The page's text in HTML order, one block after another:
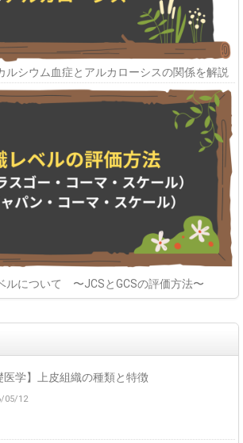
シウム血症とアルカローシスの関係を解説
ルについて 〜JCSとGCSの評価方法〜
医学】上皮組織の種類と特徴
05/12